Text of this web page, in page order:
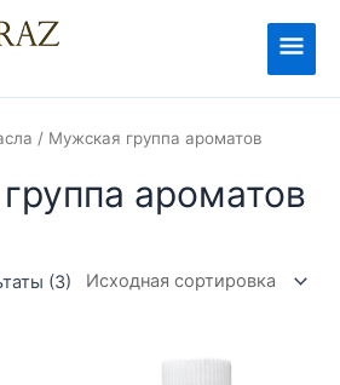
/ Мужская группа ароматов
ароматов
(3)